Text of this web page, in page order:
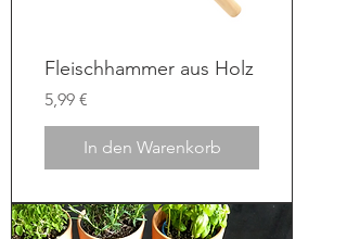
Fleischhammer aus Holz
Preis
5,99 €
In den Warenkorb